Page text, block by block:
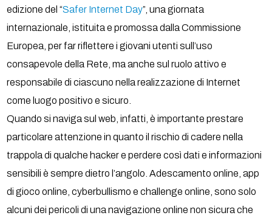
edizione del “Safer Internet Day”, una giornata
internazionale, istituita e promossa dalla Commissione
Europea, per far riflettere i giovani utenti sull’uso
consapevole della Rete, ma anche sul ruolo attivo e
responsabile di ciascuno nella realizzazione di Internet
come luogo positivo e sicuro.
Quando si naviga sul web, infatti, è importante prestare
particolare attenzione in quanto il rischio di cadere nella
trappola di qualche hacker e perdere così dati e informazioni
sensibili è sempre dietro l’angolo. Adescamento online, app
di gioco online, cyberbullismo e challenge online, sono solo
alcuni dei pericoli di una navigazione online non sicura che